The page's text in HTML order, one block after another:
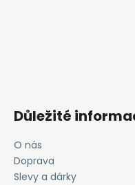
Důležité
O nás
Doprava
Slevy a dárky